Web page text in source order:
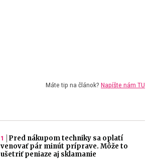
Máte tip na článok? Napíšte nám TU
Pred nákupom techniky sa oplatí
venovať pár minút príprave. Môže to
ušetriť peniaze aj sklamanie